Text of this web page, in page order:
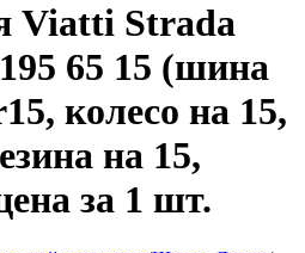
Viatti Strada
65 15 (шина
колесо на 15,
на 15,
за 1 шт.